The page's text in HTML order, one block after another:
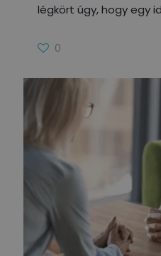
légkört úgy, hogy egy
0